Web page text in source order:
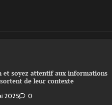
et soyez attentif aux informations
de leur contexte
2025 0